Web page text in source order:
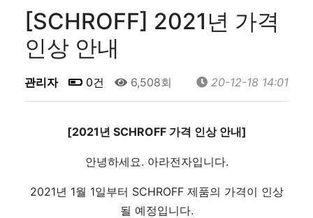
[SCHROFF] 2021년 가격
인상 안내
관리자 0건 6,508회 20-12-18 14:01
[2021년 SCHROFF 가격 인상 안내]
안녕하세요. 아라전자입니다.
2021년 1월 1일부터 SCHROFF 제품의 가격이 인상
될 예정입니다.